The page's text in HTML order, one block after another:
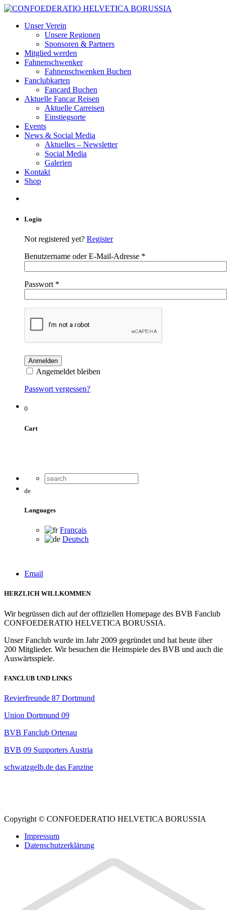
Unser Verein
Unsere Regionen
Sponsoren & Partners
Mitglied werden
Fahnenschwenker
Fahnenschwenken Buchen
Fanclubkarten
Fancard Buchen
Aktuelle Fancar Reisen
Aktuelle Carreisen
Einstiegsorte
Events
News & Social Media
Aktuelles – Newsletter
Social Media
Galerien
Kontakt
Shop
Login
Not registered yet? Register
Benutzername oder E-Mail-Adresse *
Passwort *
Angemeldet bleiben
Passwort vergessen?
0
Cart
de
Languages
Français
Deutsch
Email
HERZLICH WILLKOMMEN
Wir begrüssen dich auf der offiziellen Homepage des BVB Fanclub
CONFOEDERATIO HELVETICA BORUSSIA.
Unser Fanclub wurde im Jahr 2009 gegründet und hat heute über
200 Mitglieder. Wir besuchen die Heimspiele des BVB und auch die
Auswärtsspiele.
FANCLUB UND LINKS
Revierfreunde 87 Dortmund
Union Dortmund 09
BVB Fanclub Ortenau
BVB 09 Supporters Austria
schwatzgelb.de das Fanzine
Copyright © CONFOEDERATIO HELVETICA BORUSSIA
Impressum
Datenschutzerklärung